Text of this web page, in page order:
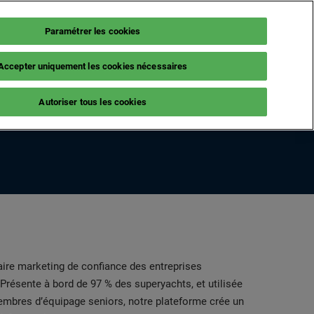
Fr NEWSLETTER BILLETTERIE
Frauduleux
LE MAG
marketing de confiance des entreprises
à bord de 97 % des superyachts, et utilisée
d’équipage seniors, notre plateforme crée un
Paramétrer les cookies
uniquement les cookies nécessaires
Autoriser tous les cookies